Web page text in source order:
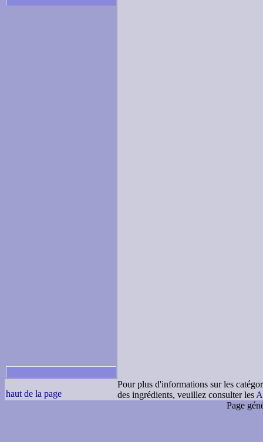
haut de la page
Pour plus d'informations sur les
des ingrédients, veuillez consulter les
Page